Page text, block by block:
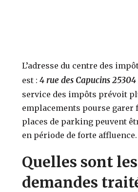
L’adresse du centre des
est :4 rue des Capucins
service des impôts prévoit
emplacements pourse garer
places de parking peuvent
en période de forte affluence.
Quelles sont les
demandes